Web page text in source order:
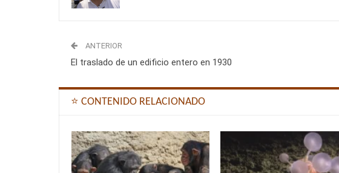
ANTERIOR
El traslado de un edificio entero en 1930
⭐ CONTENIDO RELACIONADO